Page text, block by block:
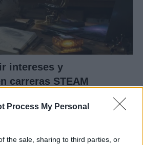
Process My Personal
the sale, sharing to third parties, or
intereses y
carreras STEAM